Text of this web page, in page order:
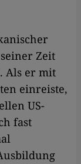
Zeit
Als er mit
einreiste,
US-
fast